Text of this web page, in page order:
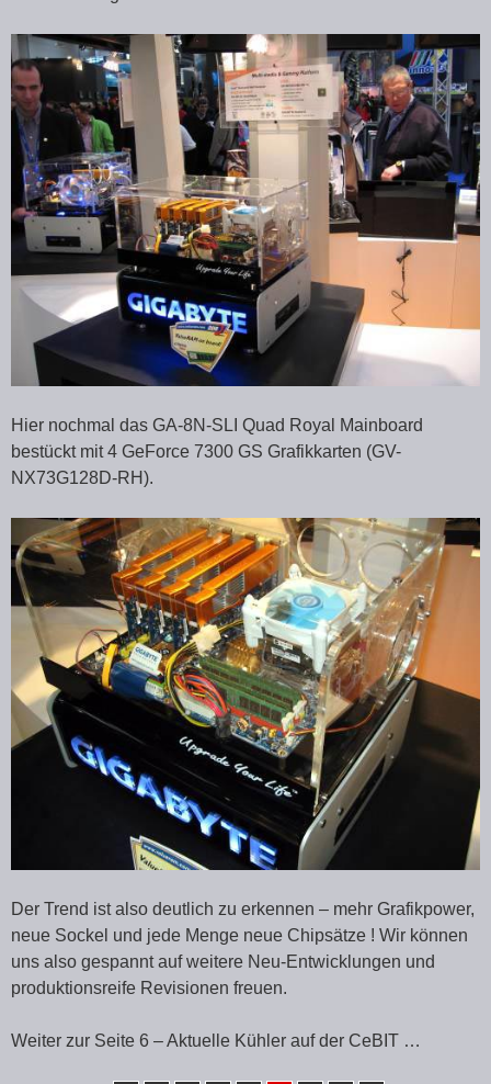
Hier nochmal das GA-8N-SLI Quad Royal Mainboard
bestückt mit 4 GeForce 7300 GS Grafikkarten (GV-
NX73G128D-RH).
Der Trend ist also deutlich zu erkennen – mehr Grafikpower,
neue Sockel und jede Menge neue Chipsätze ! Wir können
uns also gespannt auf weitere Neu-Entwicklungen und
produktionsreife Revisionen freuen.
Weiter zur Seite 6 – Aktuelle Kühler auf der CeBIT …